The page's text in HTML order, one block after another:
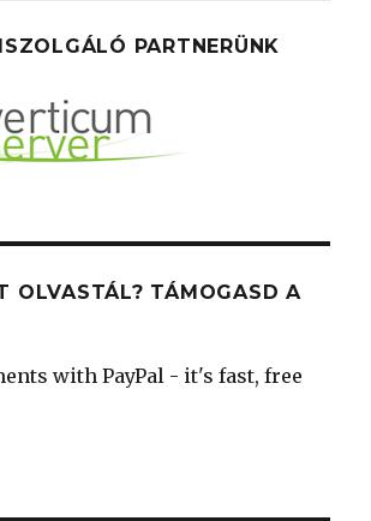
PARTNERÜNK
OLVASTÁL? TÁMOGASD A